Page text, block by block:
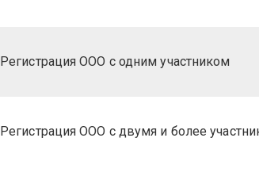
Регистрация ООО с одним участником
Регистрация ООО с двумя и более